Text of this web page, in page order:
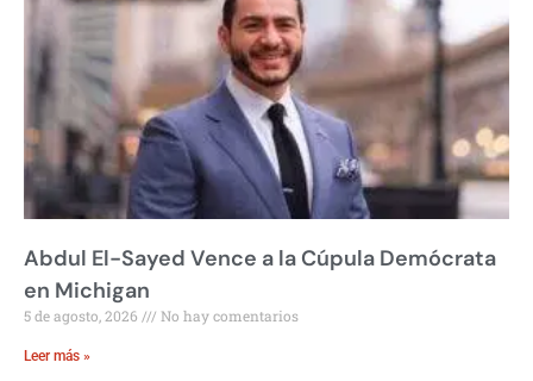
Abdul El-Sayed Vence a la Cúpula Demócrata
en Michigan
5 de agosto, 2026 No hay comentarios
Leer más »